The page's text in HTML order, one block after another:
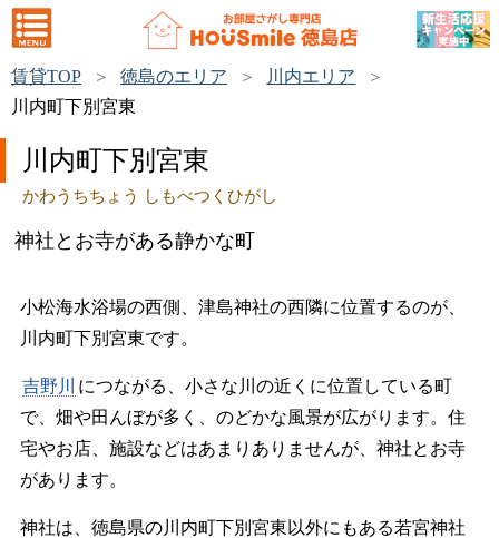
賃貸TOP 徳島のエリア
川内エリア
川内町下別宮東
川内町下別宮東
かわうちちょう しもべつくひがし
神社とお寺がある静かな町
小松海水浴場の西側、津島神社の西隣に位置するのが、
川内町下別宮東です。
吉野川
につながる、小さな川の近くに位置している町
で、畑や田んぼが多く、のどかな風景が広がります。住
宅やお店、施設などはあまりありませんが、神社とお寺
があります。
神社は、徳島県の川内町下別宮東以外にもある若宮神社